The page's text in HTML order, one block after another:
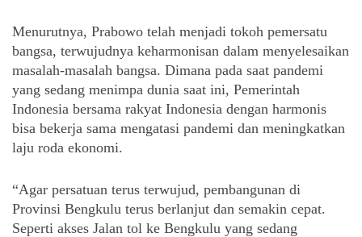
Menurutnya, Prabowo telah menjadi tokoh pemersatu
bangsa, terwujudnya keharmonisan dalam menyelesaikan
masalah-masalah bangsa. Dimana pada saat pandemi
yang sedang menimpa dunia saat ini, Pemerintah
Indonesia bersama rakyat Indonesia dengan harmonis
bisa bekerja sama mengatasi pandemi dan meningkatkan
laju roda ekonomi.
“Agar persatuan terus terwujud, pembangunan di
Provinsi Bengkulu terus berlanjut dan semakin cepat.
Seperti akses Jalan tol ke Bengkulu yang sedang